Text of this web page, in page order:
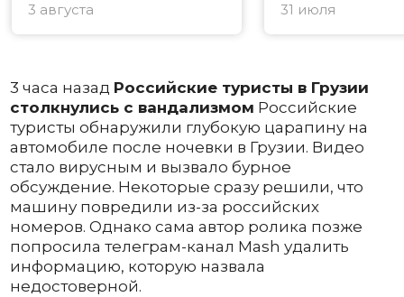
3 августа 31 июля
3 часа назад Российские туристы в Грузии
столкнулись с вандализмом Российские
туристы обнаружили глубокую царапину на
автомобиле после ночевки в Грузии. Видео
стало вирусным и вызвало бурное
обсуждение. Некоторые сразу решили, что
машину повредили из-за российских
номеров. Однако сама автор ролика позже
попросила телеграм-канал Mash удалить
информацию, которую назвала
недостоверной.